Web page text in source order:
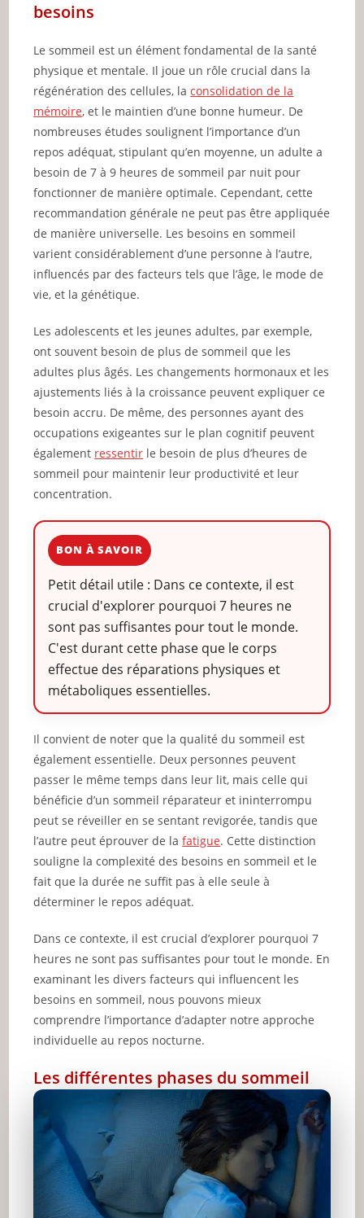
besoins
Le sommeil est un élément fondamental de la santé
physique et mentale. Il joue un rôle crucial dans la
régénération des cellules, laconsolidation de la
mémoire, et le maintien d’une bonne humeur. De
nombreuses études soulignent l’importance d’un
repos adéquat, stipulant qu’en moyenne, un adulte a
besoin de 7 à 9 heures de sommeil par nuit pour
fonctionner de manière optimale. Cependant, cette
recommandation générale ne peut pas être appliquée
de manière universelle. Les besoins en sommeil
varient considérablement d’une personne à l’autre,
influencés par des facteurs tels que l’âge, le mode de
vie, et la génétique.
Les adolescents et les jeunes adultes, par exemple,
ont souvent besoin de plus de sommeil que les
adultes plus âgés. Les changements hormonaux et les
ajustements liés à la croissance peuvent expliquer ce
besoin accru. De même, des personnes ayant des
occupations exigeantes sur le plan cognitif peuvent
également ressentir le besoin de plus d’heures de
sommeil pour maintenir leur productivité et leur
concentration.
BON À SAVOIR
Petit détail utile : Dans ce contexte, il est
crucial d'explorer pourquoi 7 heures ne
sont pas suffisantes pour tout le monde.
C'est durant cette phase que le corps
effectue des réparations physiques et
métaboliques essentielles.
Il convient de noter que la qualité du sommeil est
également essentielle. Deux personnes peuvent
passer le même temps dans leur lit, mais celle qui
bénéficie d’un sommeil réparateur et ininterrompu
peut se réveiller en se sentant revigorée, tandis que
l’autre peut éprouver de lafatigue. Cette distinction
souligne la complexité des besoins en sommeil et le
fait que la durée ne suffit pas à elle seule à
déterminer le repos adéquat.
Dans ce contexte, il est crucial d’explorer pourquoi 7
heures ne sont pas suffisantes pour tout le monde. En
examinant les divers facteurs qui influencent les
besoins en sommeil, nous pouvons mieux
comprendre l’importance d’adapter notre approche
individuelle au repos nocturne.
Les différentes phases du sommeil